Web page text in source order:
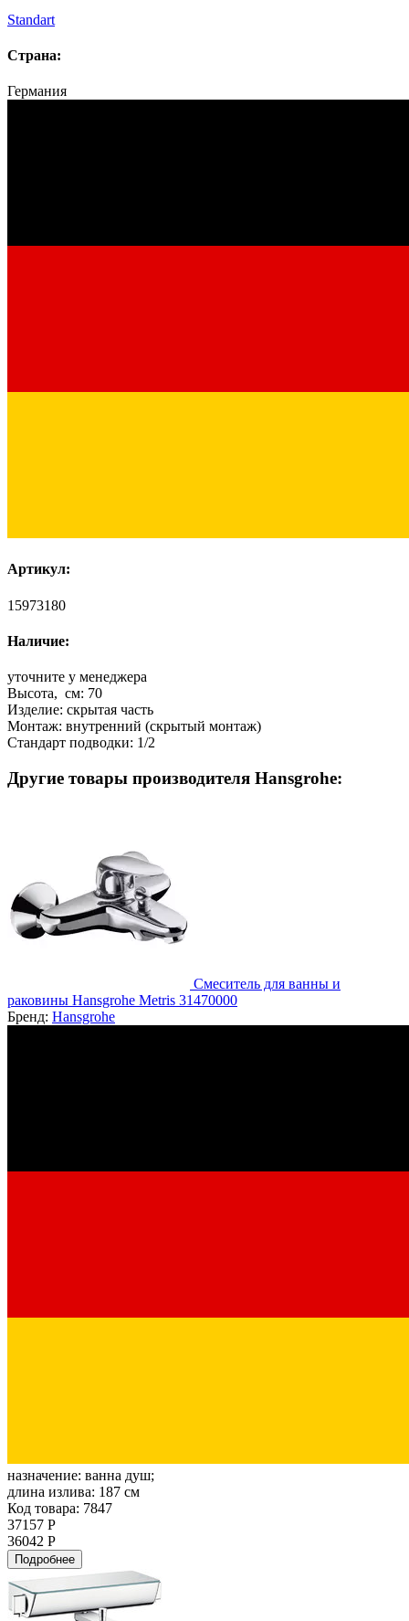
Standart
Страна:
Германия
Артикул:
15973180
Наличие:
уточните у менеджера
Высота, см: 70
Изделие: скрытая часть
Монтаж: внутренний (скрытый монтаж)
Стандарт подводки: 1/2
Другие товары производителя Hansgrohe:
Смеситель для ванны и
раковины Hansgrohe Metris 31470000
Бренд: Hansgrohe
назначение: ванна душ;
длина излива: 187 см
Код товара: 7847
37157 Р
36042 Р
Подробнее